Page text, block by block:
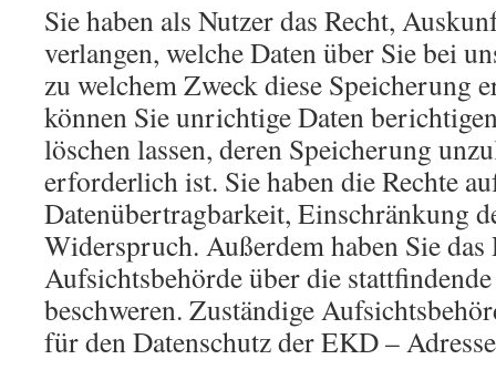
Sie haben als Nutzer das Recht,
verlangen, welche Daten über Sie bei
zu welchem Zweck diese Speicherung
können Sie unrichtige Daten
löschen lassen, deren Speicherung
erforderlich ist. Sie haben die Rechte
Datenübertragbarkeit, Einschränkung
Widerspruch. Außerdem haben Sie das
Aufsichtsbehörde über die
beschweren. Zuständige
für den Datenschutz der EKD –